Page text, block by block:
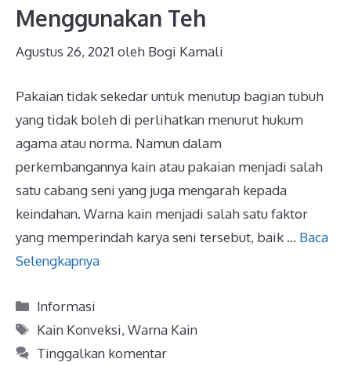
Menggunakan Teh
Agustus 26, 2021 oleh Bogi Kamali
Pakaian tidak sekedar untuk menutup bagian tubuh
yang tidak boleh di perlihatkan menurut hukum
agama atau norma. Namun dalam
perkembangannya kain atau pakaian menjadi salah
satu cabang seni yang juga mengarah kepada
keindahan. Warna kain menjadi salah satu faktor
yang memperindah karya seni tersebut, baik … Baca
Selengkapnya
Kategori
Informasi
Tag
Kain Konveksi,Warna Kain
Tinggalkan komentar